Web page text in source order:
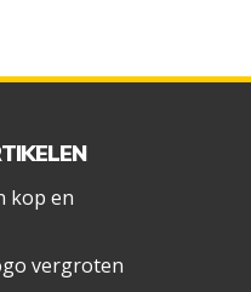
kop en
vergroten